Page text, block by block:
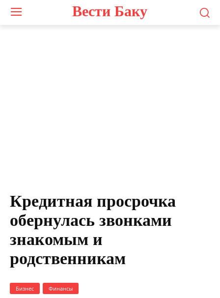
Вести Баку
Кредитная просрочка
обернулась звонками
знакомым и
родственникам
Бизнес Финансы